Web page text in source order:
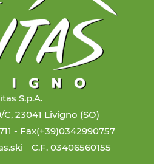
S.p.A.
23041 Livigno (SO)
- Fax(+39)0342990757
C.F. 03406560155